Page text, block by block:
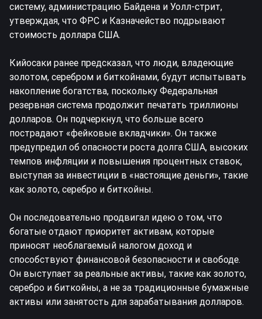
систему, администрацию Байдена и Уолл-стрит,
утверждая, что ФРС и Казначейство подрывают
стоимость доллара США.
Кийосаки ранее предсказал, что люди, владеющие
золотом, серебром и биткойнами, будут испытывать
накопление богатства, поскольку Федеральная
резервная система продолжит печатать триллионы
долларов. Он подчеркнул, что больше всего
пострадают «фейковые вкладчики». Он также
предупредил об опасности роста долга США, высоких
темпов инфляции и повышения процентных ставок,
выступая за инвестиции в «настоящие деньги», такие
как золото, серебро и биткойны.
Он последовательно продвигал идею о том, что
богатые отдают приоритет активам, которые
приносят необлагаемый налогом доход и
способствуют финансовой безопасности и свободе.
Он выступает за реальные активы, такие как золото,
серебро и биткойны, а не за традиционные бумажные
активы или занятость для зарабатывания долларов.